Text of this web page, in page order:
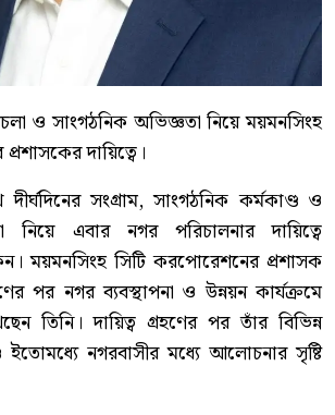
ও সাংগঠনিক অভিজ্ঞতা নিয়ে ময়মনসিংহ
দায়িত্বে।
সংগ্রাম, সাংগঠনিক কর্মকাণ্ড ও
নিয়ে এবার নগর পরিচালনার দায়িত্বে
ময়মনসিংহ সিটি করপোরেশনের প্রশাসক
পর নগর ব্যবস্থাপনা ও উন্নয়ন কার্যক্রমে
তিনি। দায়িত্ব গ্রহণের পর তাঁর বিভিন্ন
নগরবাসীর মধ্যে আলোচনার সৃষ্টি